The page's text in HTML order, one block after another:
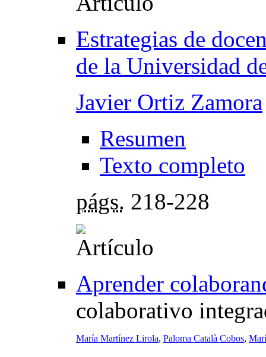
Estrategias de
de la Universidad
Javier Ortiz Zamora
Resumen
Texto completo
págs. 218-228
Aprender
colaborativo
María Martínez Lirola, Paloma Català Cobos,